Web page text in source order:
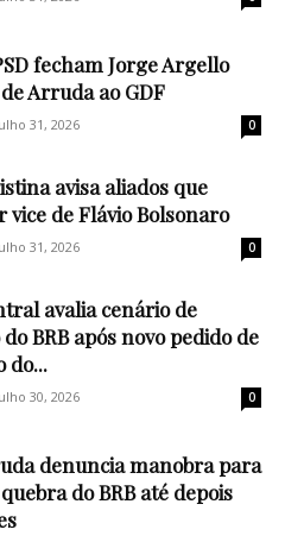
fecham Jorge Argello
Arruda ao GDF
31, 2026 0
avisa aliados que
vice de Flávio Bolsonaro
31, 2026 0
avalia cenário de
BRB após novo pedido de
do...
30, 2026 0
denuncia manobra para
do BRB até depois